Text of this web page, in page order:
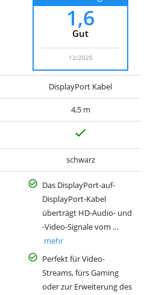
1,6
Gut
12/2025
DisplayPort Kabel
4,5 m
a
schwarz
Das DisplayPort-auf-
DisplayPort-Kabel
überträgt HD-Audio- und
-Video-Signale vom …
mehr
Perfekt für Video-
Streams, fürs Gaming
oder zur Erweiterung des